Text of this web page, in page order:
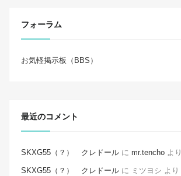
フォーラム
お気軽掲示板（BBS）
最近のコメント
SKXG55（？） クレドール に mr.tencho より
SKXG55（？） クレドール に ミツヨシ より